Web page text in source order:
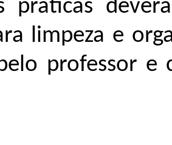
práticas
limpeza e
professor